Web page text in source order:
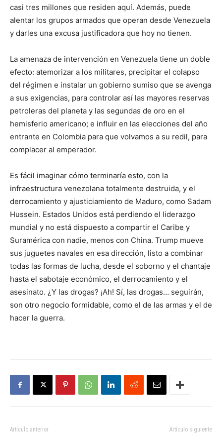
casi tres millones que residen aquí. Además, puede
alentar los grupos armados que operan desde Venezuela
y darles una excusa justificadora que hoy no tienen.
La amenaza de intervención en Venezuela tiene un doble
efecto: atemorizar a los militares, precipitar el colapso
del régimen e instalar un gobierno sumiso que se avenga
a sus exigencias, para controlar así las mayores reservas
petroleras del planeta y las segundas de oro en el
hemisferio americano; e influir en las elecciones del año
entrante en Colombia para que volvamos a su redil, para
complacer al emperador.
Es fácil imaginar cómo terminaría esto, con la
infraestructura venezolana totalmente destruida, y el
derrocamiento y ajusticiamiento de Maduro, como Sadam
Hussein. Estados Unidos está perdiendo el liderazgo
mundial y no está dispuesto a compartir el Caribe y
Suramérica con nadie, menos con China. Trump mueve
sus juguetes navales en esa dirección, listo a combinar
todas las formas de lucha, desde el soborno y el chantaje
hasta el sabotaje económico, el derrocamiento y el
asesinato. ¿Y las drogas? ¡Ah! Sí, las drogas… seguirán,
son otro negocio formidable, como el de las armas y el de
hacer la guerra.
Artículo anterior Artículo siguiente